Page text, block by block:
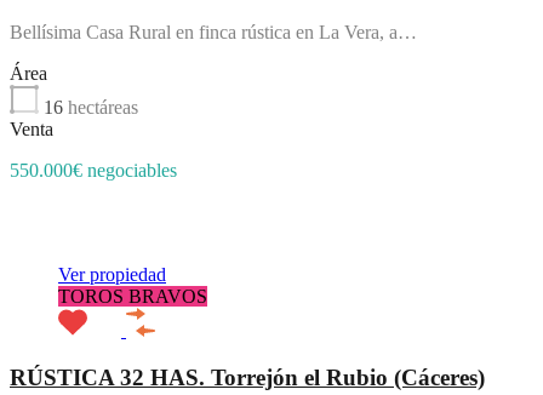
Bellísima Casa Rural en finca rústica en La Vera, a…
Área
16 hectáreas
Venta
550.000€ negociables
Ver propiedad
TOROS BRAVOS
RÚSTICA 32 HAS. Torrejón el Rubio (Cáceres)